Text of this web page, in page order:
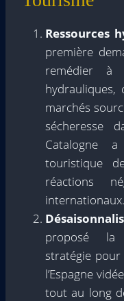
Ressources
première
remédier à
hydrauliques,
marchés
sécheresse
Catalogne
touristique
réactions
internationaux.
proposé la
stratégie
l’Espagne
tout au long